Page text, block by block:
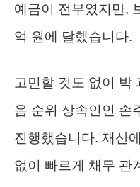
예금이 전부였지만,
억 원에 달했습니다.
고민할 것도 없이 박
음 순위 상속인인 손
진행했습니다. 재산
없이 빠르게 채무 관